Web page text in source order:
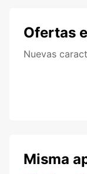
Ofertas
Nuevas
Misma